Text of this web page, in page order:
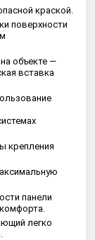
краской.
поверхности
объекте —
вставка
крепления
панели
легко